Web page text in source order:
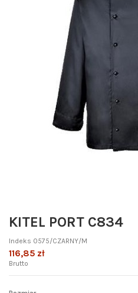
KITEL PORT C834
Indeks 0575/CZARNY/M
116,85 zł
Brutto